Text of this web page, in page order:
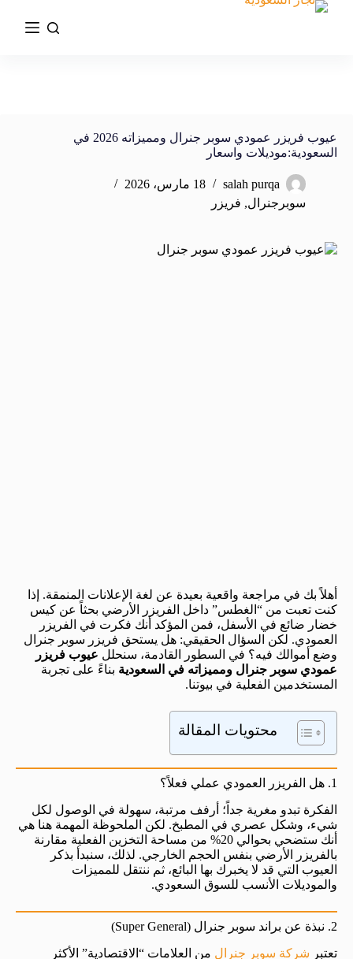
عيوب فريزر عمودي سوبر جنرال ومميزاته 2026 في
السعودية:موديلات واسعار
salah purqa
18 مارس، 2026
سوبرجنرال, فريزر
أهلاً بك في مراجعة واقعية بعيدة عن لغة الإعلانات المنمقة. إذا
كنت تعبت من “الغطس” داخل الفريزر الأرضي بحثاً عن كيس
خضار ضائع في الأسفل، فمن المؤكد أنك فكرت في الفريزر
العمودي. لكن السؤال الحقيقي: هل يستحق فريزر سوبر جنرال
وضع أموالك فيه؟ في السطور القادمة، سنحلل عيوب فريزر
عمودي سوبر جنرال ومميزاته في السعودية بناءً على تجربة
المستخدمين الفعلية في بيوتنا.
محتويات المقالة
1. هل الفريزر العمودي عملي فعلاً؟
الفكرة تبدو مغرية جداً؛ أرفف مرتبة، سهولة في الوصول لكل
شيء، وشكل عصري في المطبخ. لكن الملحوظة المهمة هنا هي
أنك ستضحي بحوالي 20% من مساحة التخزين الفعلية مقارنة
بالفريزر الأرضي بنفس الحجم الخارجي. لذلك، سنبدأ بذكر
العيوب التي قد لا يخبرك بها البائع، ثم ننتقل للمميزات
والموديلات الأنسب للسوق السعودي.
2. نبذة عن براند سوبر جنرال (Super General)
تعتبر شركة سوبر جنرال من العلامات “الاقتصادية” الأكثر